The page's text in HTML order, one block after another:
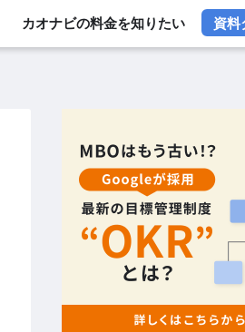
カオナビの料金を知りたい 資料